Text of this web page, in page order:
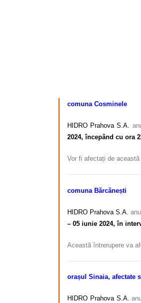
comuna Cosminele
HIDRO Prahova S.A.
2024, începând cu ora
Vor fi afectați de
comuna Bărcănești
HIDRO Prahova S.A.
– 05 iunie 2024, în
Această întrerupere va
orașul Sinaia, afectate
HIDRO Prahova S.A.